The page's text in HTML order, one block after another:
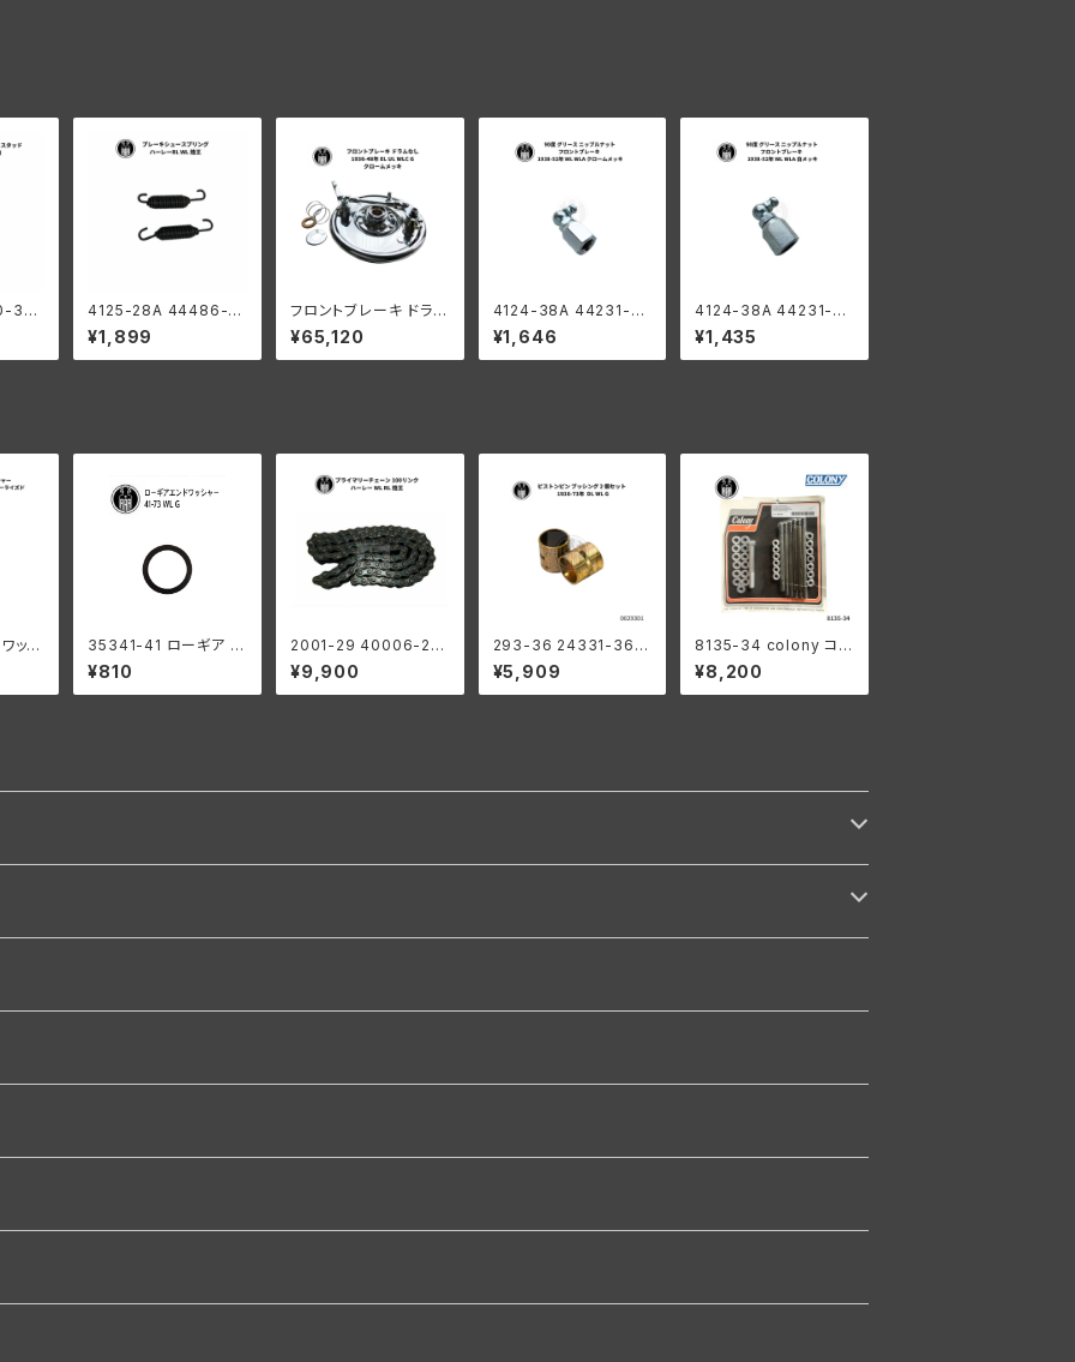
35
年
4125-28A 44486-2
8 スプリング ブレーキ
シュー 2個 フロント リ
ア ハーレーダビッドソン
¥1,899
フロントブレーキ ドラム
なし ハーレーダビッドソ
ン 1936-48年 EL UL
WLC G クロームメッキ
¥65,120
4124-38A 44231-38
90度 グリース ニップル
ナット フロントブレーキ
ハーレーダビッドソン 1
¥1,646
4124-38A 44231-38
90度 グリース ニップル
ナット フロントブレーキ
ハーレーダビッドソン 1
¥1,435
ッシ
ド
35341-41 ローギア エ
ンドワッシャー1個
¥810
2001-29 40006-29
プライマリーチェーン 1
00リンク ハーレーダビ
ッドソン 1929-52年 D
¥9,900
293-36 24331-36
ピストンピンブッシング
2個組
¥5,909
8135-34 colony コロ
ニー カドミメッキ ファス
ナー モーターケース キ
ット ハーレーダビッドソ
¥8,200